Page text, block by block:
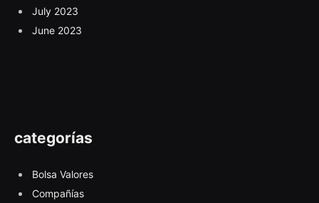
July 2023
June 2023
categorías
Bolsa Valores
Compañías